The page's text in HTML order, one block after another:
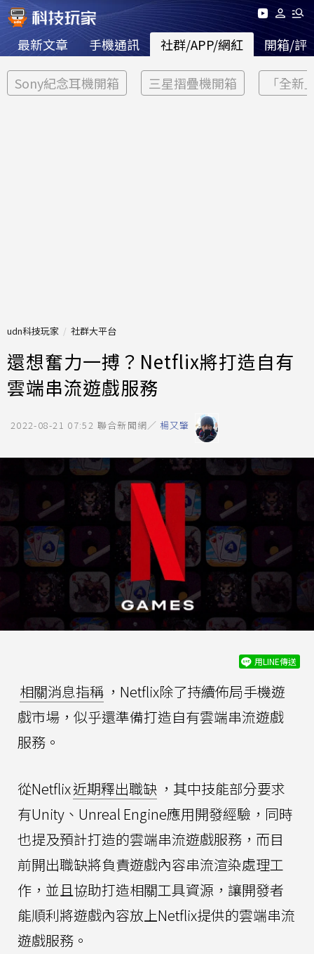
最新文章 手機通訊 社群/APP/網紅 開箱/評
Sony紀念耳機開箱 三星摺疊機開箱 「全新
udn科技玩家 社群大平台
還想奮力一搏？Netflix將打造自有
雲端串流遊戲服務
2022-08-21 07:52 聯合新聞網／ 楊又肇
用LINE傳送
相關消息指稱 ，Netflix除了持續佈局手機遊
戲市場，似乎還準備打造自有雲端串流遊戲
服務。
從Netflix近期釋出職缺 ，其中技能部分要求
有Unity、Unreal Engine應用開發經驗，同時
也提及預計打造的雲端串流遊戲服務，而目
前開出職缺將負責遊戲內容串流渲染處理工
作，並且協助打造相關工具資源，讓開發者
能順利將遊戲內容放上Netflix提供的雲端串流
遊戲服務。